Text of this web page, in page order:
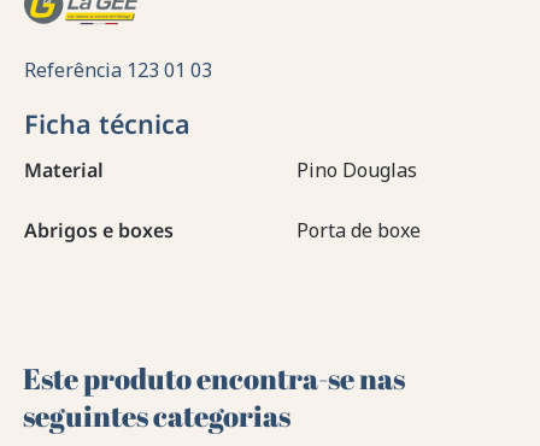
Referência 123 01 03
Ficha técnica
Material Pino Douglas
Abrigos e boxes Porta de boxe
Este produto encontra-se nas
seguintes categorias